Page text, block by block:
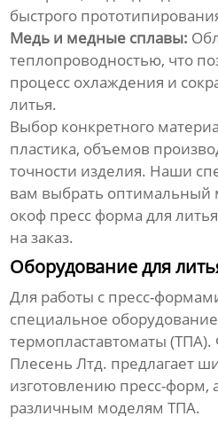
быстрого
Медь и медные сплавы:
теплопроводностью, что
процесс охлаждения и
литья.
Выбор конкретного
пластика, объемов
точности изделия. Наши
вам выбрать оптимальный
окоф пресс форма для
на заказ.
Оборудование для
Для работы с пресс-
специальное
термопластавтоматы (ТПА).
Плесень Лтд. предлагает
изготовлению пресс-форм,
различным моделям ТПА.